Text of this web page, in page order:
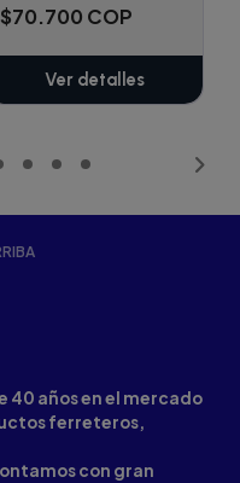
$70.700 COP
Ver detalles
40 años en el mercado
ferreteros,
con gran